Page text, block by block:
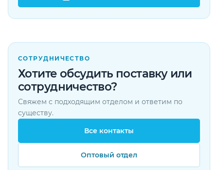
СОТРУДНИЧЕСТВО
Хотите обсудить поставку или
сотрудничество?
Свяжем с подходящим отделом и ответим по
существу.
Все контакты
Оптовый отдел